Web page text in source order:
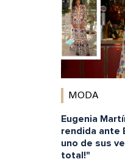
MODA
Eugenia
rendida ante
uno de sus
total!"